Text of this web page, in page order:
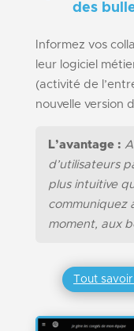
des
Informez vos
leur logiciel
(activité de
nouvelle version
L’avantage :
d’utilisateurs
plus intuitive
communiquez
moment, aux
Tout